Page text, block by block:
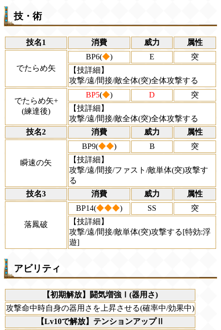
技・術
技名1 消費 威力 属性
でたらめ矢
BP6(◆) E
突
【技詳細】
攻撃/遠/間接/敵全体(突)全体攻撃する
でたらめ矢+
(練達後)
BP5(◆) D
突
【技詳細】
攻撃/遠/間接/敵全体(突)全体攻撃する
技名2
消費 威力 属性
瞬速の矢
BP9(◆◆) B
突
【技詳細】
攻撃/遠/間接/ファスト/敵単体(突)攻撃す
る
技名3
消費 威力 属性
落鳳破
BP14(◆◆◆) SS
突
【技詳細】
攻撃/遠/間接/敵単体(突)攻撃する[特効:浮
遊]
アビリティ
【初期解放】闘気増強Ⅰ(器用さ)
攻撃命中時自身の器用さを上昇させる(確率中/効果中)
【Lv10で解放】テンションアップⅡ